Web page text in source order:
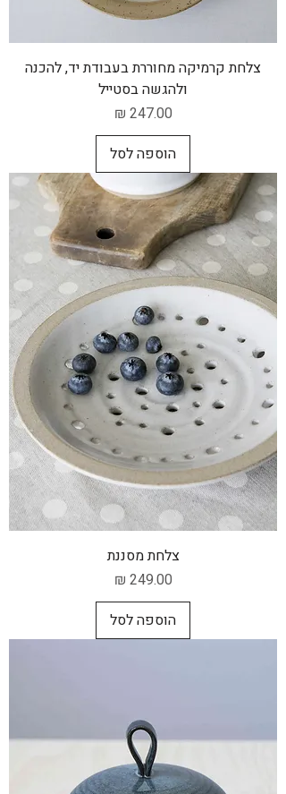
צלחת קרמיקה מחוררת בעבודת יד, להכנה
ולהגשה בסטייל
מחיר
הוספה לסל
צלחת מסננת
מחיר
הוספה לסל